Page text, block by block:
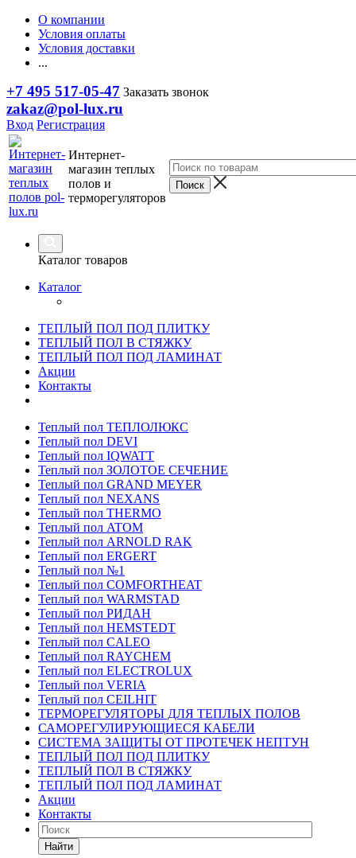
О компании
Условия оплаты
Условия доставки
...
+7 495 517-05-47 Заказать звонок
zakaz@pol-lux.ru
Вход Регистрация
Интернет-
магазин теплых
полов и
терморегуляторов
Каталог товаров
Каталог
ТЕПЛЫЙ ПОЛ ПОД ПЛИТКУ
ТЕПЛЫЙ ПОЛ В СТЯЖКУ
ТЕПЛЫЙ ПОЛ ПОД ЛАМИНАТ
Акции
Контакты
Теплый пол ТЕПЛОЛЮКС
Теплый пол DEVI
Теплый пол IQWATT
Теплый пол ЗОЛОТОЕ СЕЧЕНИЕ
Теплый пол GRAND MEYER
Теплый пол NEXANS
Теплый пол THERMO
Теплый пол ATOM
Теплый пол ARNOLD RAK
Теплый пол ERGERT
Теплый пол №1
Теплый пол COMFORTHEAT
Теплый пол WARMSTAD
Теплый пол РИДАН
Теплый пол HEMSTEDT
Теплый пол CALEO
Теплый пол RAYCHEM
Теплый пол ELECTROLUX
Теплый пол VERIA
Теплый пол CEILHIT
ТЕРМОРЕГУЛЯТОРЫ ДЛЯ ТЕПЛЫХ ПОЛОВ
САМОРЕГУЛИРУЮЩИЕСЯ КАБЕЛИ
СИСТЕМА ЗАЩИТЫ ОТ ПРОТЕЧЕК НЕПТУН
ТЕПЛЫЙ ПОЛ ПОД ПЛИТКУ
ТЕПЛЫЙ ПОЛ В СТЯЖКУ
ТЕПЛЫЙ ПОЛ ПОД ЛАМИНАТ
Акции
Контакты
Найти